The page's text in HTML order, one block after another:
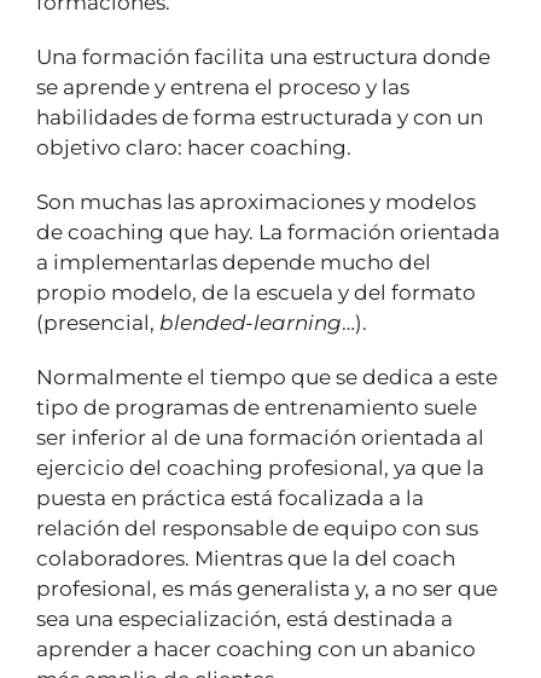
Una formación facilita una estructura donde
se aprende y entrena el proceso y las
habilidades de forma estructurada y con un
objetivo claro: hacer coaching.
Son muchas las aproximaciones y modelos
de coaching que hay. La formación orientada
a implementarlas depende mucho del
propio modelo, de la escuela y del formato
(presencial, blended-learning…).
Normalmente el tiempo que se dedica a este
tipo de programas de entrenamiento suele
ser inferior al de una formación orientada al
ejercicio del coaching profesional, ya que la
puesta en práctica está focalizada a la
relación del responsable de equipo con sus
colaboradores. Mientras que la del coach
profesional, es más generalista y, a no ser que
sea una especialización, está destinada a
aprender a hacer coaching con un abanico